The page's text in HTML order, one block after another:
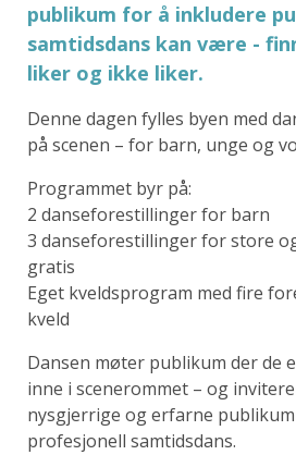
publikum for å inkludere
samtidsdans kan være -
liker og ikke liker.
Denne dagen fylles byen med
på scenen – for barn, unge og
Programmet byr på:
2 danseforestillinger for barn
3 danseforestillinger for store
gratis
Eget kveldsprogram med fire
kveld
Dansen møter publikum der de
inne i scenerommet – og
nysgjerrige og erfarne
profesjonell samtidsdans.